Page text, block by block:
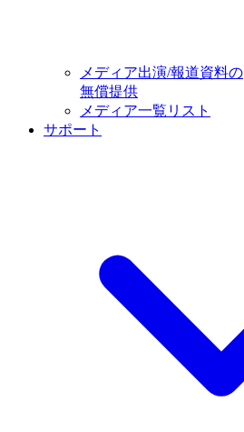
メディア出演/報道資料の
無償提供
メディア一覧リスト
サポート